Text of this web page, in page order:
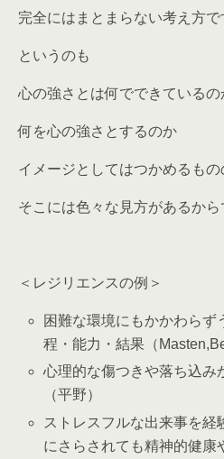
完全にはまとまらない考え方で
というのも
心の強さとは何でできているの
何を心の強さとするのか
イメージとしてはつかめるもの
そこには色々な見方があるから
＜レジリエンスの例＞
困難な環境にもかかわらず
程・能力・結果（
心理的な傷つきや落ち込み
（平野）
ストレスフルな出来事を経
にさらされても精神的健康